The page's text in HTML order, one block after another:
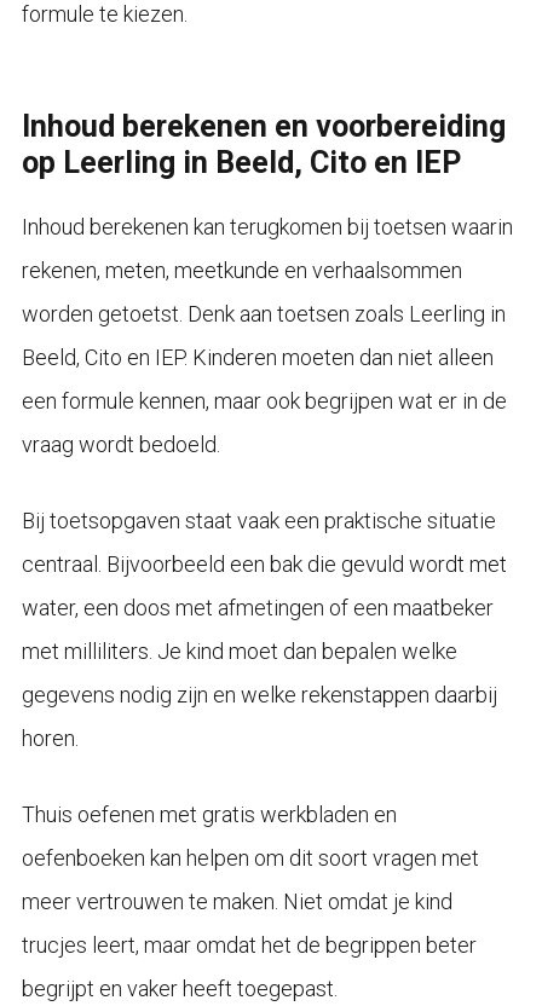
formule te kiezen.
Inhoud berekenen en voorbereiding
op Leerling in Beeld, Cito en IEP
Inhoud berekenen kan terugkomen bij toetsen waarin
rekenen, meten, meetkunde en verhaalsommen
worden getoetst. Denk aan toetsen zoals Leerling in
Beeld, Cito en IEP. Kinderen moeten dan niet alleen
een formule kennen, maar ook begrijpen wat er in de
vraag wordt bedoeld.
Bij toetsopgaven staat vaak een praktische situatie
centraal. Bijvoorbeeld een bak die gevuld wordt met
water, een doos met afmetingen of een maatbeker
met milliliters. Je kind moet dan bepalen welke
gegevens nodig zijn en welke rekenstappen daarbij
horen.
Thuis oefenen met gratis werkbladen en
oefenboeken kan helpen om dit soort vragen met
meer vertrouwen te maken. Niet omdat je kind
trucjes leert, maar omdat het de begrippen beter
begrijpt en vaker heeft toegepast.